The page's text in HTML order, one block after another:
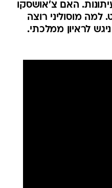
האם צ'אושסקו
מוסוליני רוצה
לראיון ממלכתי.